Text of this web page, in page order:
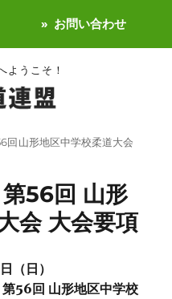
ようこそ！
お問い合わせ
回 山形地区中学校柔道大会
56回 山形
会 大会要項
日）
56回 山形地区中学校